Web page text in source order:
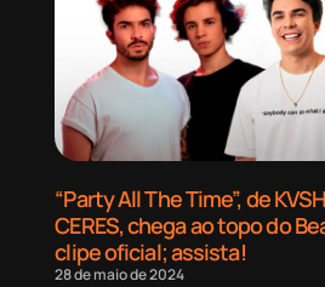
“Party All The Time”, de
CERES, chega ao topo do
clipe oficial; assista!
28 de maio de 2024